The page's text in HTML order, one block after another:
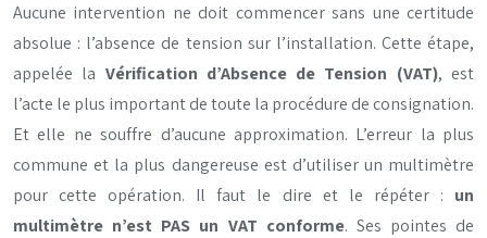
Aucune intervention ne doit commencer sans une certitude
absolue : l’absence de tension sur l’installation. Cette étape,
appelée la Vérification d’Absence de Tension (VAT), est
l’acte le plus important de toute la procédure de consignation.
Et elle ne souffre d’aucune approximation. L’erreur la plus
commune et la plus dangereuse est d’utiliser un multimètre
pour cette opération. Il faut le dire et le répéter : un
multimètre n’est PAS un VAT conforme. Ses pointes de